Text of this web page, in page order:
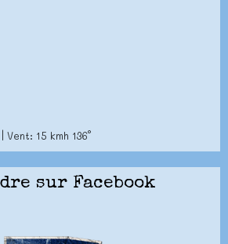
Vent: 15 kmh 136°
sur Facebook